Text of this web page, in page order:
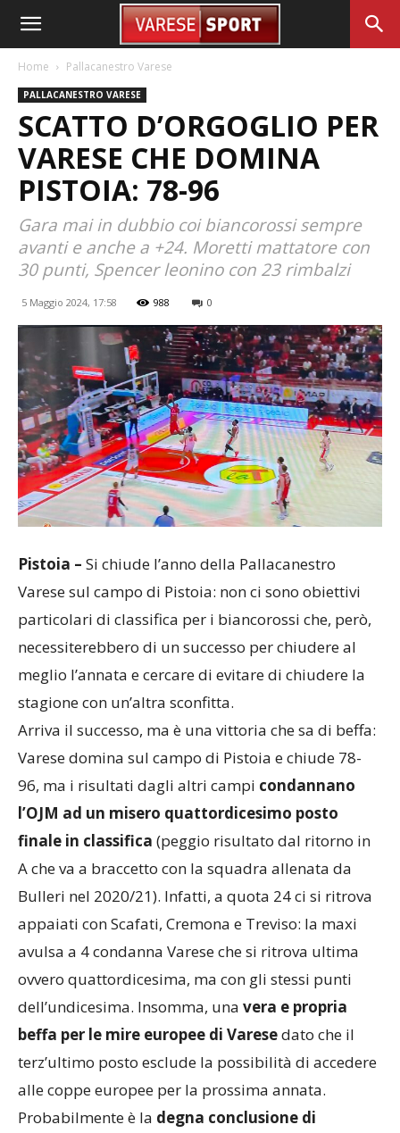
Home Pallacanestro Varese
PALLACANESTRO VARESE
SCATTO D’ORGOGLIO PER
VARESE CHE DOMINA
PISTOIA: 78-96
Gara mai in dubbio coi biancorossi sempre
avanti e anche a +24. Moretti mattatore con
30 punti, Spencer leonino con 23 rimbalzi
5 Maggio 2024, 17:58 988 0
Pistoia – Si chiude l’anno della Pallacanestro
Varese sul campo di Pistoia: non ci sono obiettivi
particolari di classifica per i biancorossi che, però,
necessiterebbero di un successo per chiudere al
meglio l’annata e cercare di evitare di chiudere la
stagione con un’altra sconfitta.
Arriva il successo, ma è una vittoria che sa di beffa:
Varese domina sul campo di Pistoia e chiude 78-
96, ma i risultati dagli altri campi condannano
l’OJM ad un misero quattordicesimo posto
finale in classifica (peggio risultato dal ritorno in
A che va a braccetto con la squadra allenata da
Bulleri nel 2020/21). Infatti, a quota 24 ci si ritrova
appaiati con Scafati, Cremona e Treviso: la maxi
avulsa a 4 condanna Varese che si ritrova ultima
ovvero quattordicesima, ma con gli stessi punti
dell’undicesima. Insomma, una vera e propria
beffa per le mire europee di Varesedato che il
terz’ultimo posto esclude la possibilità di accedere
alle coppe europee per la prossima annata.
Probabilmente è la degna conclusione di